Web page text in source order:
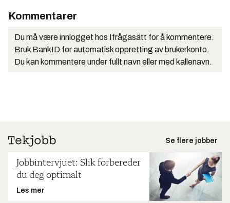
Kommentarer
Du må være innlogget hos Ifrågasätt for å kommentere.
Bruk BankID for automatisk oppretting av brukerkonto.
Du kan kommentere under fullt navn eller med kallenavn.
Se flere jobber
Jobbintervjuet: Slik forbereder
du deg optimalt
Les mer